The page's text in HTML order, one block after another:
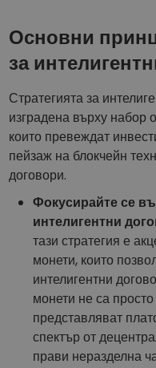
Основни
за
Стратегията за
изградена върху набор
които превеждат
пейзаж на блокчейн
договори.
Фокусирайте се
интелигентни
тази стратегия е
монети, които
интелигентни
монети не са
представляват
спектър от
прави неразделна